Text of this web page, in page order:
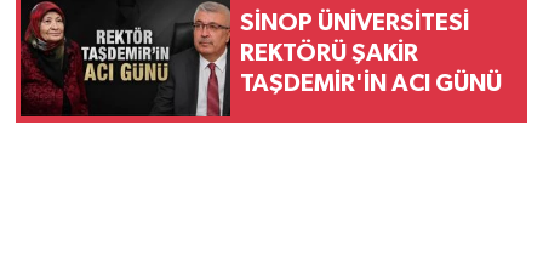
SİNOP ÜNİVERSİTESİ
REKTÖRÜ ŞAKİR
TAŞDEMİR'İN ACI GÜNÜ